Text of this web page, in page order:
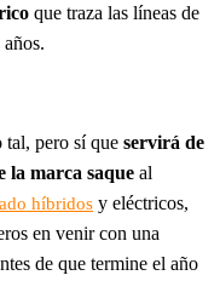
que traza las líneas de
tal, pero sí que servirá de
la marca saque al
híbridos y eléctricos,
en venir con una
de que termine el año